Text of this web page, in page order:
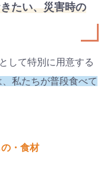
たい、災害時の
して特別に用意する
私たちが普段食べて
・食材